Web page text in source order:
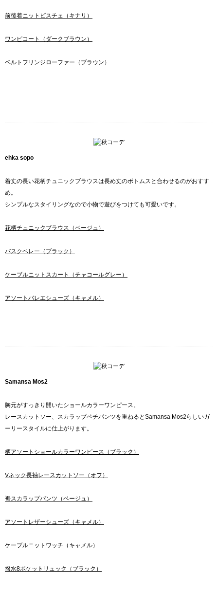
前後着ニットビスチェ（キナリ）
ワンピコート（ダークブラウン）
ベルトフリンジローファー（ブラウン）
ehka sopo
着丈の長い花柄チュニックブラウスは長め丈のボトムスと合わせるのがおすす
め。
シンプルなスタイリングなので小物で遊びをつけても可愛いです。
花柄チュニックブラウス（ベージュ）
バスクベレー（ブラック）
ケーブルニットスカート（チャコールグレー）
アソートバレエシューズ（キャメル）
Samansa Mos2
胸元がすっきり開いたショールカラーワンピース。
レースカットソー、スカラップペチパンツを重ねるとSamansa Mos2らしいガ
ーリースタイルに仕上がります。
柄アソートショールカラーワンピース（ブラック）
Vネック長袖レースカットソー（オフ）
裾スカラップパンツ（ベージュ）
アソートレザーシューズ（キャメル）
ケーブルニットワッチ（キャメル）
撥水8ポケットリュック（ブラック）